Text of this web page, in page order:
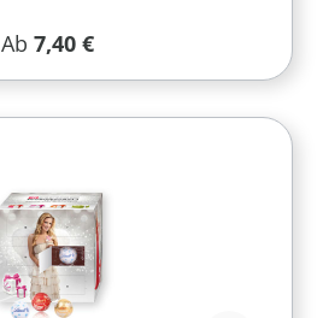
Regulärer Preis:
Ab 7,40 €